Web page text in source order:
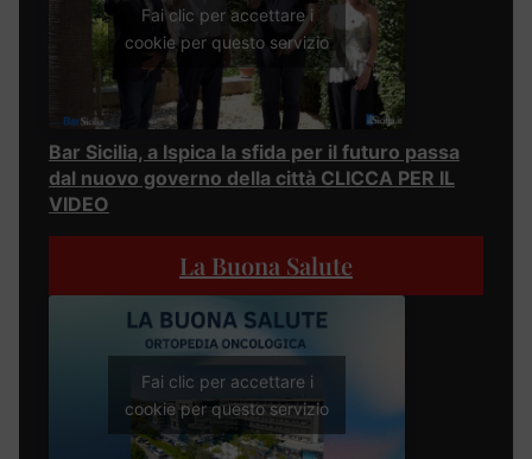
Fai clic per accettare i
cookie per questo servizio
Bar Sicilia, a Ispica la sfida per il futuro passa
dal nuovo governo della città CLICCA PER IL
VIDEO
La Buona Salute
Fai clic per accettare i
cookie per questo servizio